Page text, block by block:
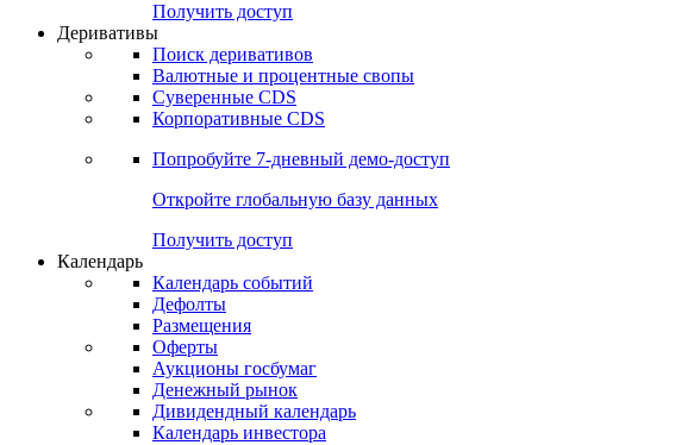
Получить доступ
Деривативы
Поиск деривативов
Валютные и процентные свопы
Суверенные CDS
Корпоративные CDS
Попробуйте 7-дневный демо-доступ
Откройте глобальную базу данных
Получить доступ
Календарь
Календарь событий
Дефолты
Размещения
Оферты
Аукционы госбумаг
Денежный рынок
Дивидендный календарь
Календарь инвестора